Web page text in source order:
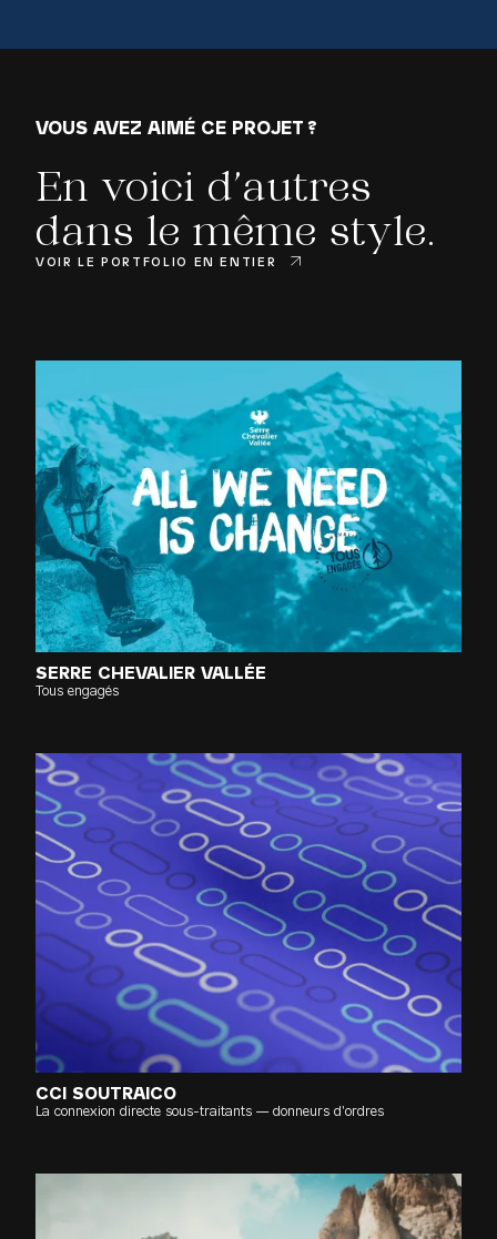
VOUS AVEZ AIMÉ CE PROJET ?
En voici d’autres
dans le même style.
VOIR LE PORTFOLIO EN ENTIER
SERRE CHEVALIER VALLÉE
Tous engagés
CCI SOUTRAICO
La connexion directe sous-traitants — donneurs d'ordres